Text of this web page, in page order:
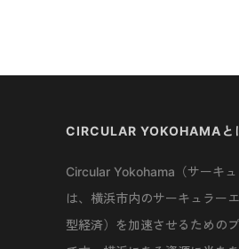
CIRCULAR YOKOHAMAと
Circular Yokohama（サーキュ
は、横浜市内のサーキュラー
型経済）を加速させるための